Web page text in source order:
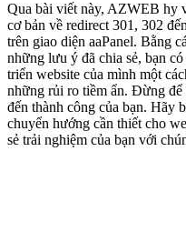
Qua bài viết này, AZWEB hy
cơ bản về redirect 301, 302
trên giao diện aaPanel. Bằng
những lưu ý đã chia sẻ, bạn
triển website của mình một
những rủi ro tiềm ẩn. Đừng
đến thành công của bạn. Hãy
chuyển hướng cần thiết cho
sẻ trải nghiệm của bạn với